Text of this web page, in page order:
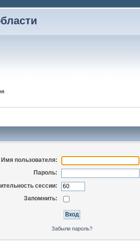
Имя пользователя:
Пароль:
сессии:
Запомнить:
Забыли пароль?